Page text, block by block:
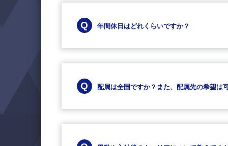
年間休日はどれくらいですか？
配属は全国ですか？ また、配属先の希望は